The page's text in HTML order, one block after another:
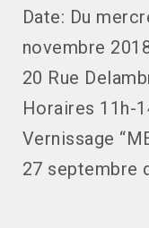
Date: Du
novembre
20 Rue
Horaires 11h-
Vernissage
27 septembre